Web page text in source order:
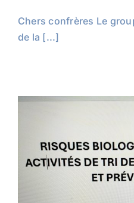
Chers confrères Le
de la [...]